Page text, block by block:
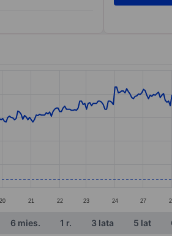
from 38.4 to 42.3.
20 21 22 23 24 27
6 mies. 1 r. 3 lata 5 lat